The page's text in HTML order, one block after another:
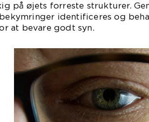
på øjets forreste strukturer.
identificeres og
at bevare godt syn.